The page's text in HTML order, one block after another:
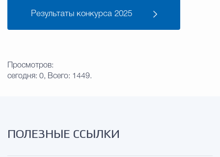
Результаты конкурса 2025
Просмотров:
сегодня: 0, Всего: 1449.
ПОЛЕЗНЫЕ ССЫЛКИ